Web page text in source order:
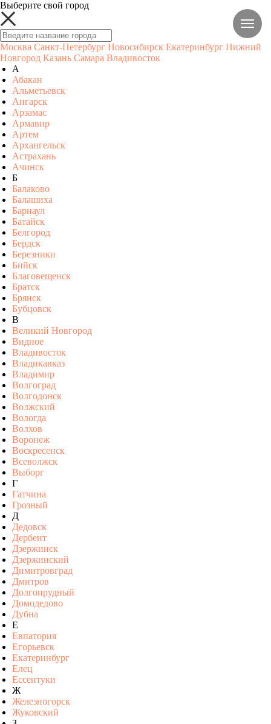
Выберите свой город
Москва Санкт-Петербург Новосибирск Екатеринбург Нижний
Новгород Казань Самара Владивосток
А
Абакан
Альметьевск
Ангарск
Арзамас
Армавир
Артем
Архангельск
Астрахань
Ачинск
Б
Балаково
Балашиха
Барнаул
Батайск
Белгород
Бердск
Березники
Бийск
Благовещенск
Братск
Брянск
Бубцовск
В
Великий Новгород
Видное
Владивосток
Владикавказ
Владимир
Волгоград
Волгодонск
Волжский
Вологда
Волхов
Воронеж
Воскресенск
Всеволжск
Выборг
Г
Гатчина
Грозный
Д
Дедовск
Дербент
Дзержинск
Дзержинский
Димитровград
Дмитров
Долгопрудный
Домодедово
Дубна
Е
Евпатория
Егорьевск
Екатеринбург
Елец
Ессентуки
Ж
Железногорск
Жуковский